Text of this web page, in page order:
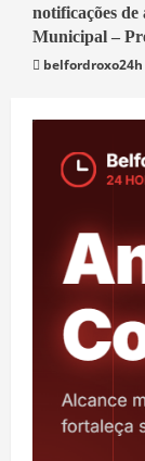
Belford Roxo
notificações
Municipal –
belfordroxo24h